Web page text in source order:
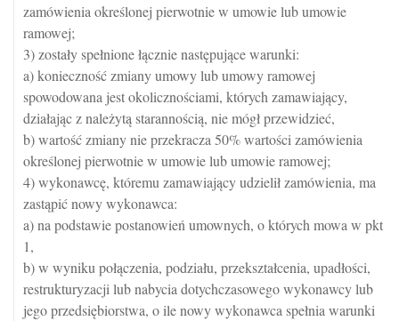
zamówienia określonej pierwotnie w umowie lub umowie
ramowej;
3) zostały spełnione łącznie następujące warunki:
a) konieczność zmiany umowy lub umowy ramowej
spowodowana jest okolicznościami, których zamawiający,
działając z należytą starannością, nie mógł przewidzieć,
b) wartość zmiany nie przekracza 50% wartości zamówienia
określonej pierwotnie w umowie lub umowie ramowej;
4) wykonawcę, któremu zamawiający udzielił zamówienia, ma
zastąpić nowy wykonawca:
a) na podstawie postanowień umownych, o których mowa w pkt
1,
b) w wyniku połączenia, podziału, przekształcenia, upadłości,
restrukturyzacji lub nabycia dotychczasowego wykonawcy lub
jego przedsiębiorstwa, o ile nowy wykonawca spełnia warunki